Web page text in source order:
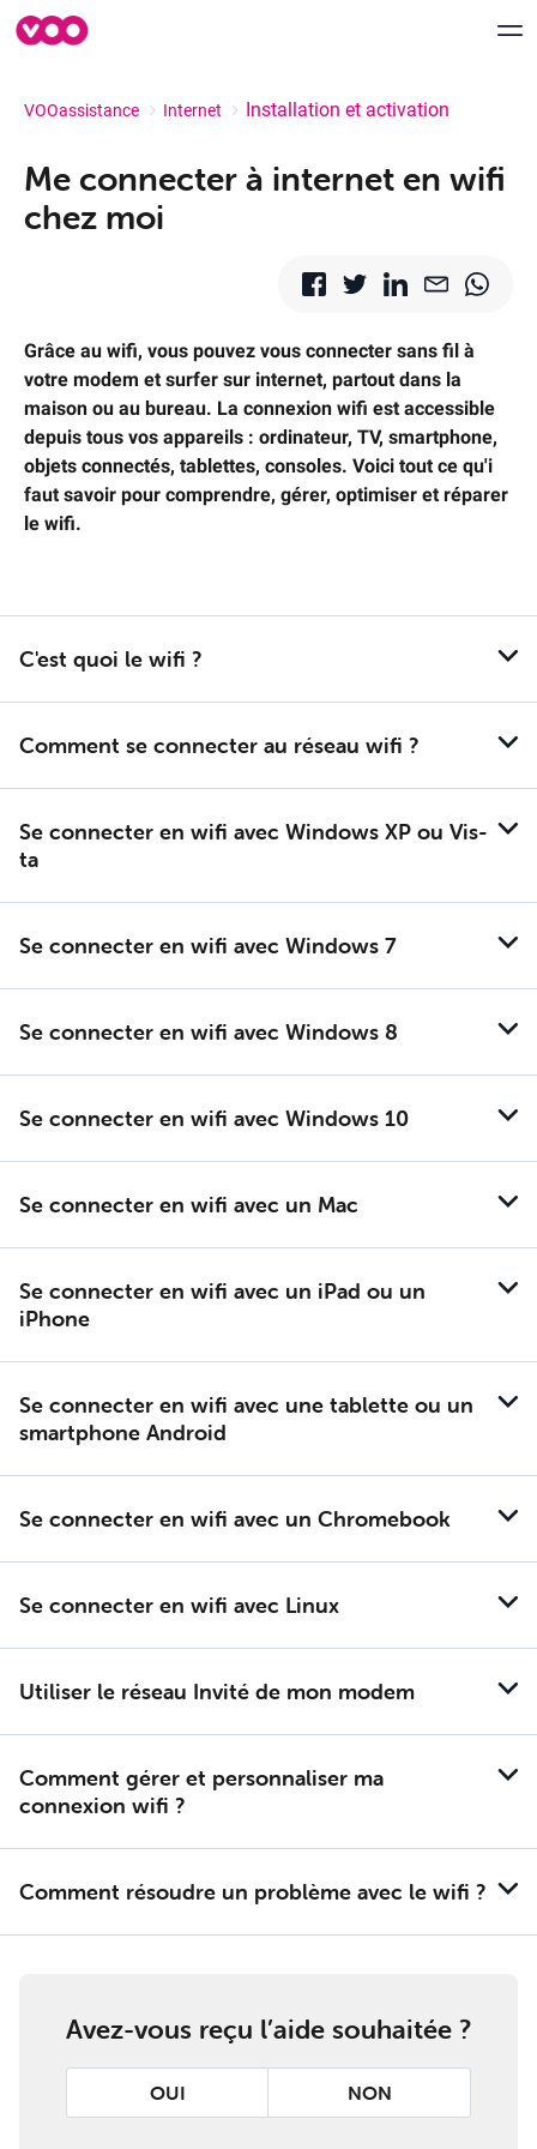
myVOO
Déménagement
Contactez-nous
VOOassistance Internet Installation et activation
Me connecter à internet en wifi
chez moi
Grâce au wifi, vous pouvez vous connecter sans fil à
votre modem et surfer sur internet, partout dans la
maison ou au bureau. La connexion wifi est accessible
depuis tous vos appareils : ordinateur, TV, smartphone,
objets connectés, tablettes, consoles. Voici tout ce qu'i
faut savoir pour comprendre, gérer, optimiser et réparer
le wifi.
C'est quoi le wifi ?
Com­ment se connec­ter au ré­seau wifi ?
Se connec­ter en wifi avec Win­dows XP ou Vis­
ta
Se connec­ter en wifi avec Win­dows 7
Se connec­ter en wifi avec Win­dows 8
Se connec­ter en wifi avec Win­dows 10
Se connec­ter en wifi avec un Mac
Se connec­ter en wifi avec un iPad ou un
iPhone
Se connec­ter en wifi avec une ta­blette ou un
smart­phone An­droid
Se connec­ter en wifi avec un Chro­me­book
Se connec­ter en wifi avec Li­nux
Uti­li­ser le ré­seau In­vi­té de mon mo­dem
Com­ment gé­rer et per­son­na­li­ser ma
connexion wifi ?
Com­ment ré­soudre un pro­blème avec le wifi ?
Avez-vous reçu l’aide souhaitée ?
OUI NON